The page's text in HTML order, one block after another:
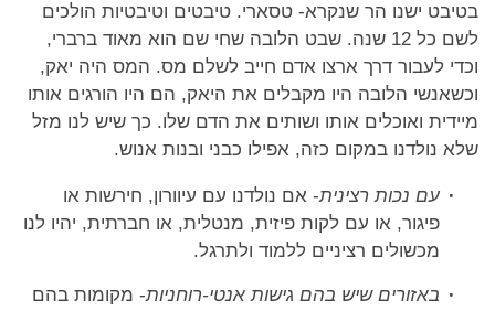
בטיבט ישנו הר שנקרא- טסארי. טיבטים וטיבטיות הולכים
לשם כל 12 שנה. שבט הלובה שחי שם הוא מאוד ברברי,
וכדי לעבור דרך ארצו אדם חייב לשלם מס. המס היה יאק,
וכשאנשי הלובה היו מקבלים את היאק, הם היו הורגים אותו
מיידית ואוכלים אותו ושותים את הדם שלו. כך שיש לנו מזל
שלא נולדנו במקום כזה, אפילו כבני ובנות אנוש.
עם נכות רצינית- אם נולדנו עם עיוורון, חירשות או
פיגור, או עם לקות פיזית, מנטלית, או חברתית, יהיו לנו
מכשולים רציניים ללמוד ולתרגל.
באזורים שיש בהם גישות אנטי-רוחניות- מקומות בהם